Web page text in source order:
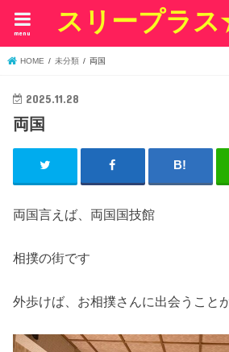
スリープラス
menu
HOME 未分類 両国
2025.11.28
両国
両国言えば、両国国技館
相撲の街です
外歩けば、お相撲さんに出会うこと